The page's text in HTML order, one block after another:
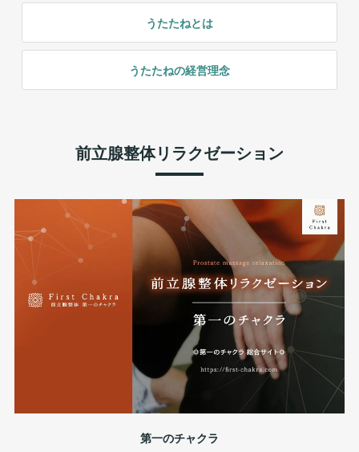
うたたねとは
うたたねの経営理念
前立腺整体リラクゼーション
第一のチャクラ